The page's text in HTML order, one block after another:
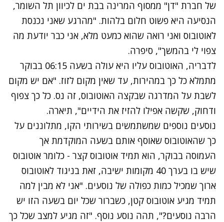
של חברת "דן" ממסוף המרינה בבת ים לכיוון תל השומר,
הנסיעה היא פשוט חלום בלהות. "מהרגע שאני נכנסת
לאוטובוס ואני רואה שהוא כמעט מלא, אני כבר יודעת מה
צפוי לי בהמשך", סיפרה.
לדבריה, האוטובוס עליו היא עולה בשעה 06:15 בבוקר
מתמלא כל כך במהירות, עד שאין מקום לזוז. "אם יש מקום
לשבת על המדרגה שבקצה האוטובוס, זה נס. כל כך צפוף
ודחוק, שקשה אפילו להזיז את הידיים", תיארה.
נוסעים נוספים שמשתמשים בשירותי הקו, מתלוננים על
כך שהאוטובוס שאוסף אותם בשעה המוקדמת אך
העמוסה בבוקר, הוא תמיד אוטובוס קצר - כלומר אוטובוס
שיש בו בערך 40 מקומות ישיבה, זאת בניגוד לאוטובוס
ארוך שמכיל כמות כפולה של נוסעים. "אני לא מבין למה
תמיד מגיע אוטובוס קטן, כשברור שכל יום בשעה הזו יש
הרבה נוסעים?", תהה נוסע נוסף. "זה מגיע למצב שכל כך